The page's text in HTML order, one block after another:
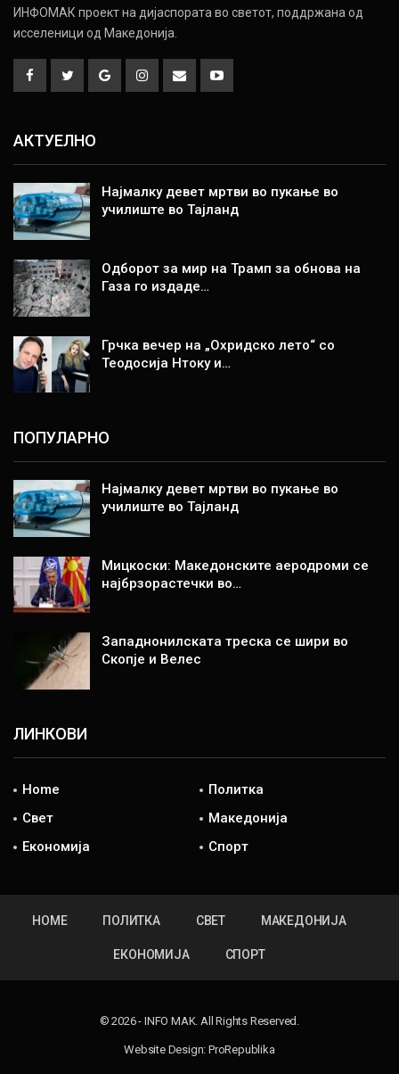
ИНФОМАК проект на дијаспората во светот, поддржана од
исселеници од Македонија.
АКТУЕЛНО
Најмалку девет мртви во пукање во
училиште во Тајланд
Одборот за мир на Трамп за обнова на
Газа го издаде…
Грчка вечер на „Охридско лето“ со
Теодосија Нтоку и…
ПОПУЛАРНО
Најмалку девет мртви во пукање во
училиште во Тајланд
Мицкоски: Македонските аеродроми се
најбрзорастечки во…
Западнонилската треска се шири во
Скопје и Велес
ЛИНКОВИ
Home
Политка
Свет
Македонија
Економија
Спорт
HOME ПОЛИТКА СВЕТ МАКЕДОНИЈА
ЕКОНОМИЈА СПОРТ
© 2026 - INFO MAK. All Rights Reserved.
Website Design:ProRepublika